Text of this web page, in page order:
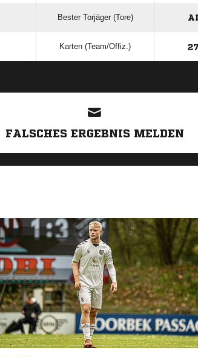
Bester Torjäger (Tore)
Karten (Team/Offiz.)
FALSCHES ERGEBNIS MELDEN